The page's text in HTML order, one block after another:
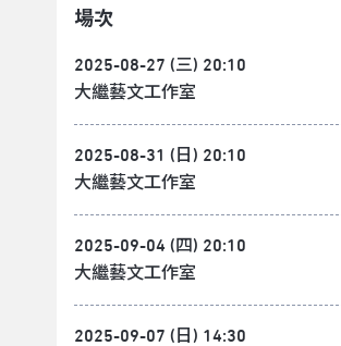
場次
2025-08-27 (三) 20:10
大繼藝文工作室
2025-08-31 (日) 20:10
大繼藝文工作室
2025-09-04 (四) 20:10
大繼藝文工作室
2025-09-07 (日) 14:30